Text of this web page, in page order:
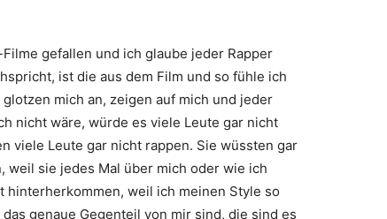
gefallen und ich glaube jeder Rapper
ist die aus dem Film und so fühle ich
mich an, zeigen auf mich und jeder
nicht wäre, würde es viele Leute gar nicht
viele Leute gar nicht rappen. Sie wüssten gar
weil sie jedes Mal über mich oder wie ich
hinterherkommen, weil ich meinen Style so
genaue Gegenteil von mir sind, die sind es